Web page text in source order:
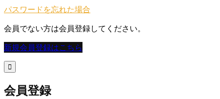
パスワードを忘れた場合
会員でない方は会員登録してください。
新規会員登録はこちら

会員登録